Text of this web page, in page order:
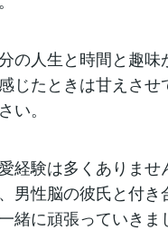
の人生と時間と趣
じたときは甘えさ
い。
経験は多くありま
男性脳の彼氏と付
緒に頑張っていきま